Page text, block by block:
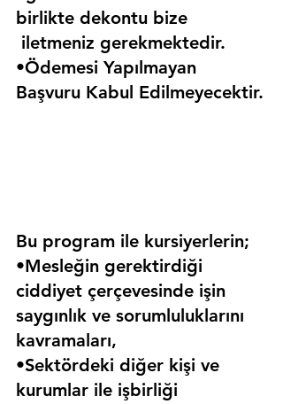
birlikte dekontu bize
iletmeniz gerekmektedir.
•Ödemesi Yapılmayan
Başvuru Kabul Edilmeyecektir.
Bu program ile kursiyerlerin;
•Mesleğin gerektirdiği
ciddiyet çerçevesinde işin
saygınlık ve sorumluluklarını
kavramaları,
•Sektördeki diğer kişi ve
kurumlar ile işbirliği